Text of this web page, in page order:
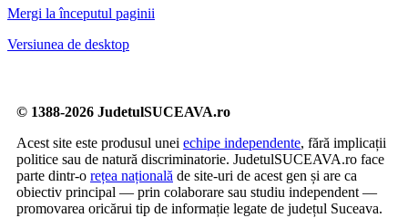
Mergi la începutul paginii
Versiunea de desktop
© 1388-2026 JudetulSUCEAVA.ro
Acest site este produsul unei echipe independente, fără implicații
politice sau de natură discriminatorie. JudetulSUCEAVA.ro face
parte dintr-o rețea națională de site-uri de acest gen și are ca
obiectiv principal — prin colaborare sau studiu independent —
promovarea oricărui tip de informație legate de județul Suceava.